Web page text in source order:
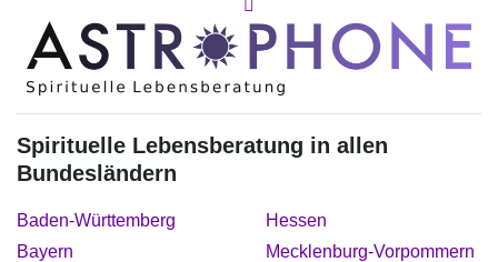
Spirituelle Lebensberatung in allen
Bundesländern
Baden-Württemberg
Bayern
Hessen
Mecklenburg-Vorpommern